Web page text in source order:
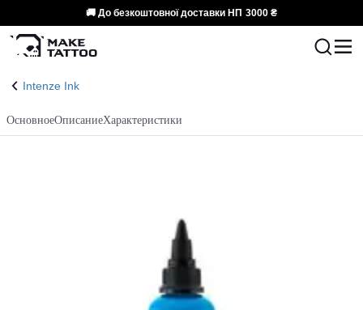
🚚 До безкоштовної доставки НП 3000 ₴
Intenze Ink
ОсновноеОписаниеХарактеристики